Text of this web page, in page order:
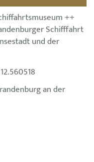
++
Schifffahrt
und der
an der